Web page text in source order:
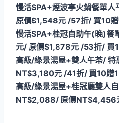
慢活SPA+煙波亭火鍋餐單
原價$1,548元 /57折/ 買10贈
慢活SPA+桂冠自助午(晚)餐
元/ 原價$1,878元 /53折/ 買
高級/綠景湯屋+雙人午茶/
NT$3,180元 /41折/ 買10贈1
高級/綠景湯屋+桂冠廳雙人
NT$2,088/ 原價NT$4,456